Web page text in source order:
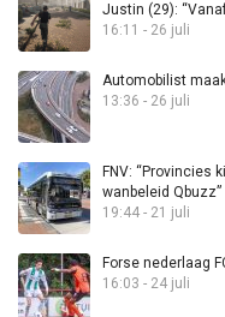
Justin (29):
16:11 - 26 juli
Automobilist
13:36 - 26 juli
FNV: “Provincies
wanbeleid Qbuzz”
19:44 - 21 juli
Forse nederlaag
16:03 - 24 juli